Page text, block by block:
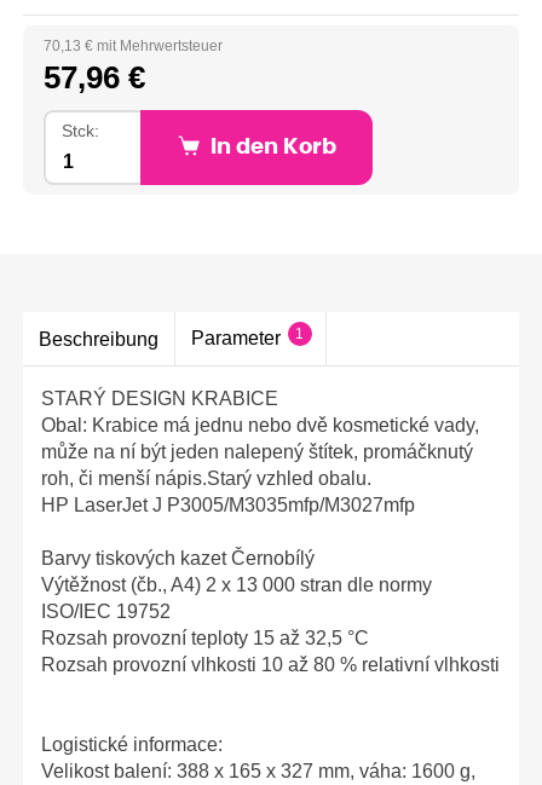
70,13 € mit Mehrwertsteuer
57,96 €
Stck:
In den Korb
Beschreibung Parameter 1
STARÝ DESIGN KRABICE
Obal: Krabice má jednu nebo dvě kosmetické vady,
může na ní být jeden nalepený štítek, promáčknutý
roh, či menší nápis.Starý vzhled obalu.
HP LaserJet J P3005/M3035mfp/M3027mfp
Barvy tiskových kazet Černobílý
Výtěžnost (čb., A4) 2 x 13 000 stran dle normy
ISO/IEC 19752
Rozsah provozní teploty 15 až 32,5 °C
Rozsah provozní vlhkosti 10 až 80 % relativní vlhkosti
Logistické informace:
Velikost balení: 388 x 165 x 327 mm, váha: 1600 g,